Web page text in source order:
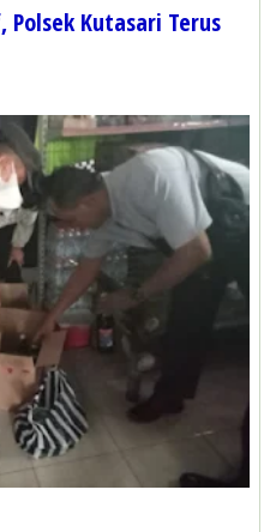
Polsek Kutasari Terus